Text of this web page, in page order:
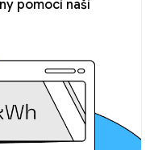
pomocí naší